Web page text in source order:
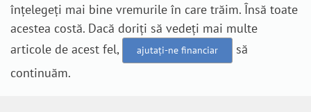
înțelegeți mai bine vremurile în care trăim. Însă toate
acestea costă. Dacă doriți să vedeți mai multe
articole de acest fel,
ajutați-ne financiar
să
continuăm.